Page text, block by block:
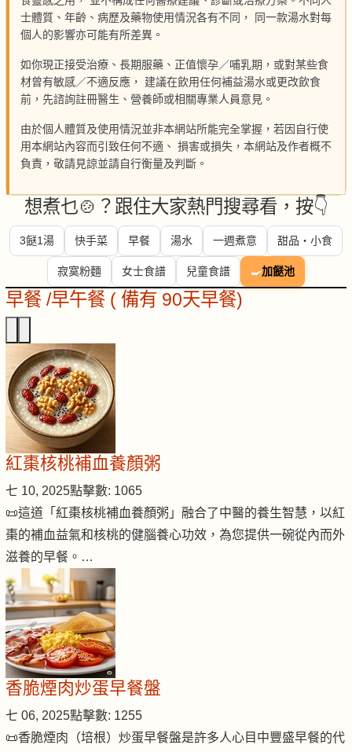
士體質、年齡、病歷及藥物使用情況各有不同， 同一款湯水對每
個人的影響亦可能有所差異。
如你現正接受治療、長期服藥、正值懷孕／哺乳期，或對某些食
材曾有敏感／不適反應， 建議在飲用任何補益湯水或更改飲食
前，先諮詢註冊醫生、營養師或相關專業人員意見。
由於個人體質及使用情況並非本網站所能完全掌握，若因自行使
用本網站內容而引致任何不適、 損害或損失，本網站及作者概不
負責，敬請見諒並請自行衡量及判斷。
想煮乜🍲？跟住大家熱門搜尋看，按👇
3餸1湯 快手菜 早餐 湯水 一週煮意 甜品・小食
寂寞粉麵 女士食譜 兒童食譜 🍳加餸池
早餐 /早午餐 ( 備有 90天早餐)
紅棗核桃補血養顏粥
七 10, 2025點擊數: 1065
📜這道「紅棗核桃補血養顏粥」融合了中醫的養生智慧，以紅
棗的補血益氣和核桃的健腦養心功效，為您提供一碗從內而外
滋養的早餐。…
香脆煙肉炒蛋早餐盤
七 06, 2025點擊數: 1255
📜香脆煙肉（培根）炒蛋早餐盤是許多人心目中豐盛早餐的代